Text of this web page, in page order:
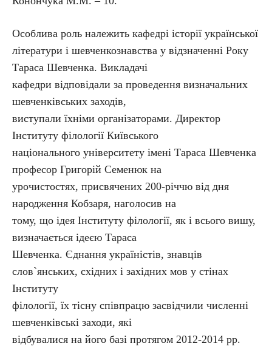
Особлива роль належить кафедрі історії української
літератури і шевченкознавства у відзначенні Року
Тараса Шевченка. Викладачі
кафедри відповідали за проведення визначальних
шевченківських заходів,
виступали їхніми організаторами. Директор
Інституту філології Київського
національного університету імені Тараса Шевченка
професор Григорій Семенюк на
урочистостях, присвячених 200-річчю від дня
народження Кобзаря, наголосив на
тому, що ідея Інституту філології, як і всього вишу,
визначається ідеєю Тараса
Шевченка. Єднання україністів, знавців
слов`янських, східних і західних мов у стінах
Інституту
філології, їх тісну співпрацю засвідчили численні
шевченківські заходи, які
відбувалися на його базі протягом 2012-2014 рр.